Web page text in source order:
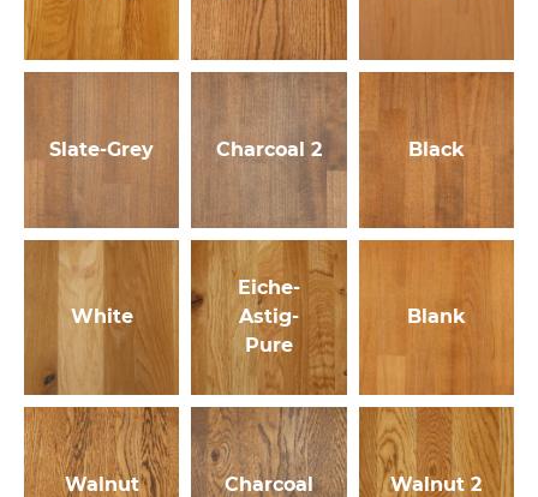
Slate-Grey Charcoal 2 Black
White
Eiche-
Astig-
Pure
Blank
Walnut Charcoal Walnut 2